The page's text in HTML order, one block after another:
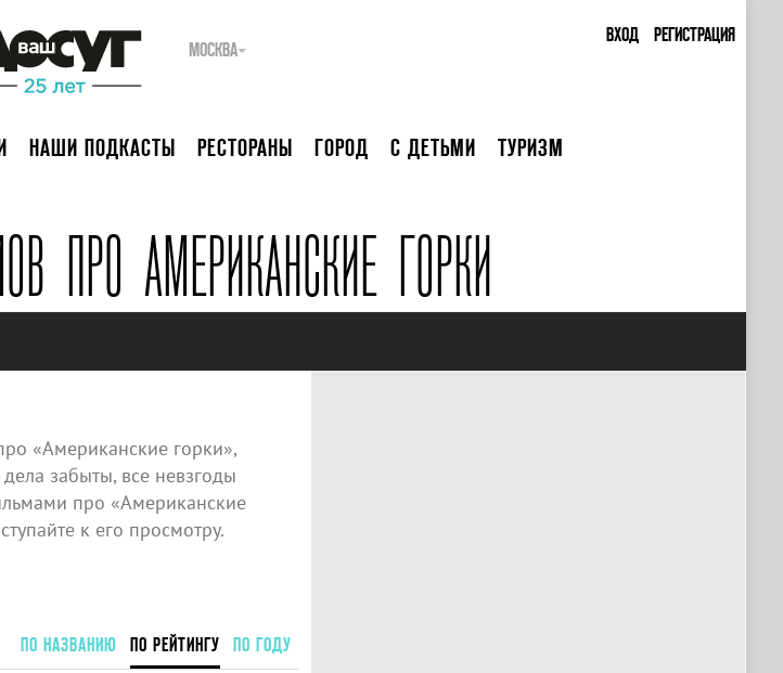
ВХОД РЕГИСТРАЦИЯ
МОСКВА
НАШИ ПОДКАСТЫ РЕСТОРАНЫ ГОРОД С ДЕТЬМИ ТУРИЗМ
ПРО АМЕРИКАНСКИЕ ГОРКИ
«Американские горки»,
забыты, все невзгоды
про «Американские
к его просмотру.
ПО НАЗВАНИЮ ПО РЕЙТИНГУ ПО ГОДУ